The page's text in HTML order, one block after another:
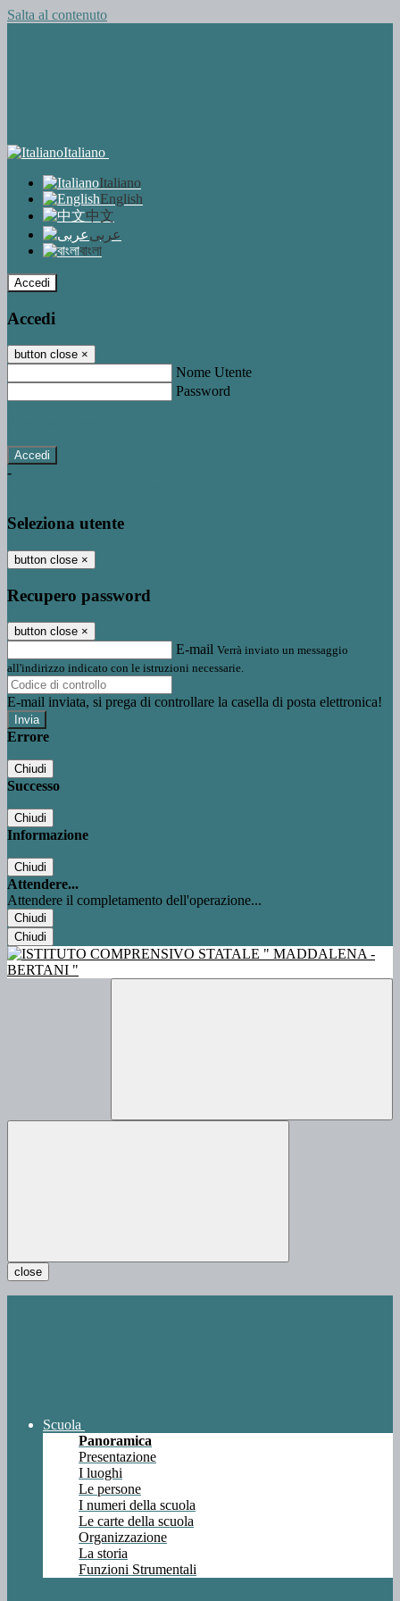
Salta al contenuto
Italiano
Italiano
English
中文
عربى
বাংলা
Accedi
Accedi
button close ×
Nome Utente
Password
-
Seleziona utente
button close ×
Recupero password
button close ×
E-mail Verrà inviato un messaggio
all'indirizzo indicato con le istruzioni necessarie.
E-mail inviata, si prega di controllare la casella di posta elettronica!
Errore
Chiudi
Successo
Chiudi
Informazione
Chiudi
Attendere...
Attendere il completamento dell'operazione...
Chiudi
Chiudi
close
Scuola
Panoramica
Presentazione
I luoghi
Le persone
I numeri della scuola
Le carte della scuola
Organizzazione
La storia
Funzioni Strumentali